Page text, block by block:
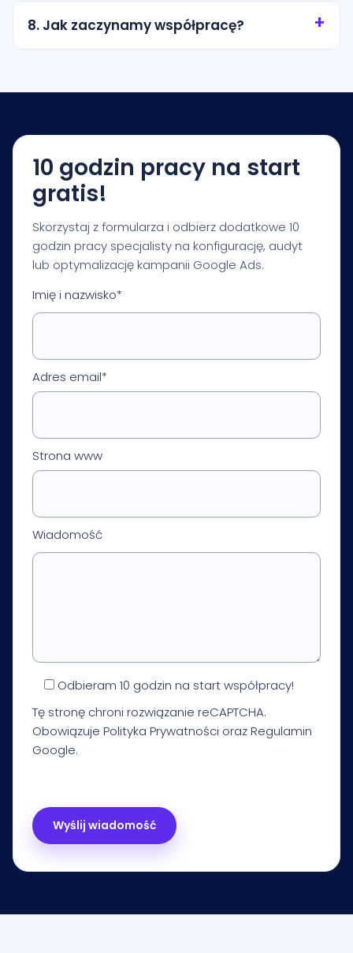
miasto, promień wokół lokalizacji albo wybrane
obszary obsługi. Zakres ustalamy tak, aby nie
8. Jak zaczynamy współpracę?
rekomendacje dotyczące budżetu, struktury
optymalizacji.
10 godzin pracy na start
gratis!
Skorzystaj z formularza i odbierz dodatkowe 10
godzin pracy specjalisty na konfigurację, audyt
lub optymalizację kampanii Google Ads.
Imię i nazwisko*
Adres email*
Strona www
Wiadomość
Odbieram 10 godzin na start współpracy!
Tę stronę chroni rozwiązanie reCAPTCHA.
Obowiązuje Polityka Prywatności orazRegulamin
Google.